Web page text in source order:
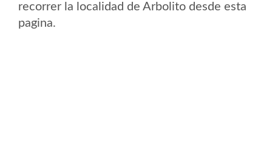
recorrer la localidad de Arbolito desde esta
pagina.